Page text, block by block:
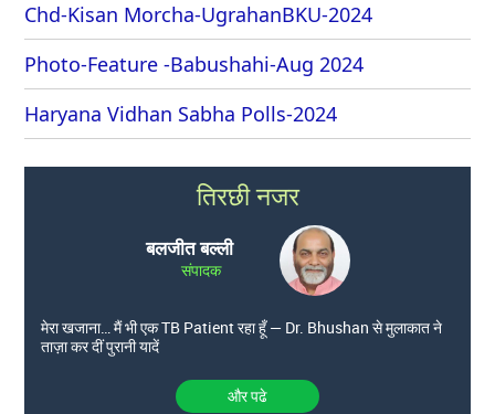
Chd-Kisan Morcha-UgrahanBKU-2024
Photo-Feature -Babushahi-Aug 2024
Haryana Vidhan Sabha Polls-2024
तिरछी नजर
बलजीत बल्ली
संपादक
मेरा खजाना… मैं भी एक TB Patient रहा हूँ — Dr. Bhushan से मुलाकात ने
ताज़ा कर दीं पुरानी यादें
और पढे